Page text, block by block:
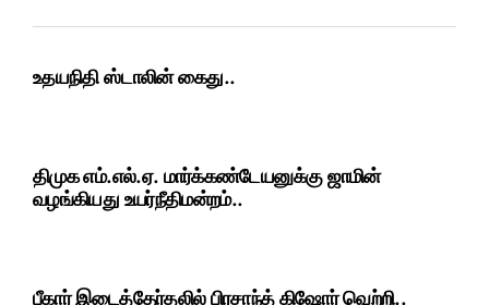
உதயநிதி ஸ்டாலின் கைது..
திமுக எம்.எல்.ஏ. மார்க்கண்டேயனுக்கு ஜாமின்
வழங்கியது உயர்நீதிமன்றம்..
பீகார் இடைத்தேர்தலில் பிரசாந்த் கிஷோர் வெற்றி..